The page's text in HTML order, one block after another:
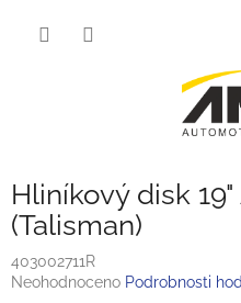
Hliníkový disk
(Talisman)
403002711R
Průměrné
Neohodnoceno Podrobnosti